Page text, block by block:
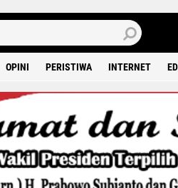
OPINI PERISTIWA INTERNET